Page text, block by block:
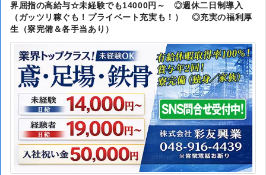
界屈指の高給与☆未経験でも14000円～ ◎週休二日制導入
（ガッツリ稼ぐも！プライベート充実も！） ◎充実の福利厚
生（寮完備＆各手当あり）